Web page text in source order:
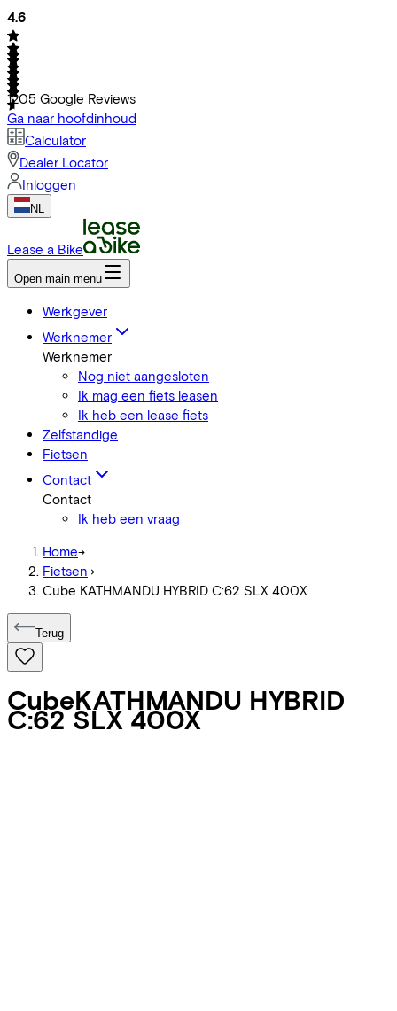
4.6
1205 Google Reviews
Ga naar hoofdinhoud
Calculator
Dealer Locator
Inloggen
NL
Lease a Bike
Open main menu
Werkgever
Werknemer
Werknemer
Nog niet aangesloten
Ik mag een fiets leasen
Ik heb een lease fiets
Zelfstandige
Fietsen
Contact
Contact
Ik heb een vraag
Home->
Fietsen->
Cube KATHMANDU HYBRID C:62 SLX 400X
Terug
CubeKATHMANDU HYBRID
C:62 SLX 400X